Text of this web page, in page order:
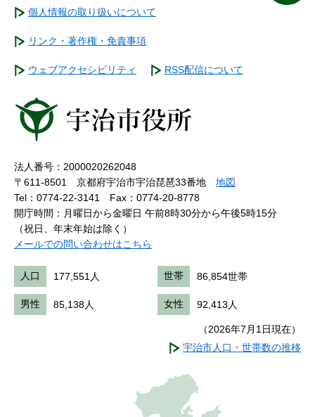
個人情報の取り扱いについて
リンク・著作権・免責事項
ウェブアクセシビリティ RSS配信について
法人番号：2000020262048
〒611-8501 京都府宇治市宇治琵琶33番地 地図
Tel：0774-22-3141
Fax：0774-20-8778
開庁時間：月曜日から金曜日 午前8時30分から午後5時15分
（祝日、年末年始は除く）
メールでの問い合わせはこちら
人口 177,551人 世帯 86,854世帯
男性 85,138人 女性 92,413人
（2026年7月1日現在）
宇治市人口・世帯数の推移